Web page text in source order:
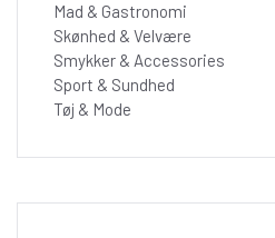
Mad & Gastronomi
Skønhed & Velvære
Smykker & Accessories
Sport & Sundhed
Tøj & Mode